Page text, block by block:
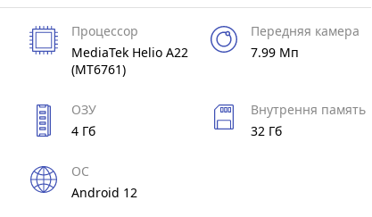
Процессор
MediaTek Helio A22
(MT6761)
Передняя камера
7.99 Мп
ОЗУ
4 Гб
Внутрення память
32 Гб
ОС
Android 12